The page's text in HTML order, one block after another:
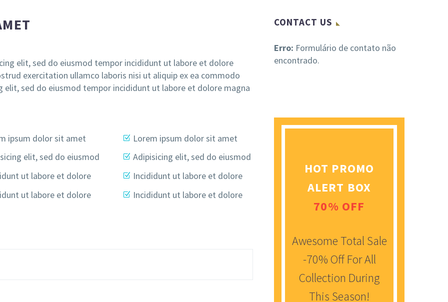
elit, sed do eiusmod tempor incididunt ut labore et dolore
exercitation ullamco laboris nisi ut aliquip ex ea commodo
sed do eiusmod tempor incididunt ut labore et dolore magna
ipsum dolor sit amet
elit, sed do eiusmod
ut labore et dolore
ut labore et dolore
Lorem ipsum dolor sit amet
Adipisicing elit, sed do eiusmod
Incididunt ut labore et dolore
Incididunt ut labore et dolore
CONTACT US
Erro: Formulário de contato não
encontrado.
HOT PROMO
ALERT BOX
70% OFF
Awesome Total Sale
-70% Off For All
Collection During
This Season!